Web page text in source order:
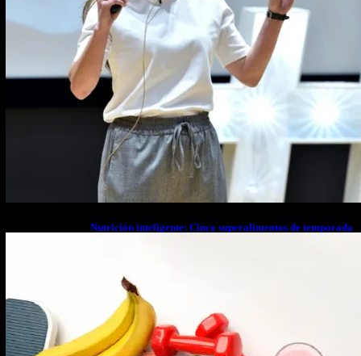
Nutrición inteligente: Cinco superalimentos de temporada